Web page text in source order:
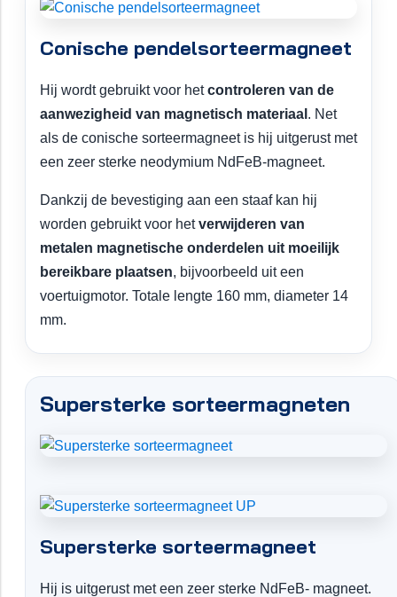
Conische pendelsorteermagneet
Hij wordt gebruikt voor hetcontroleren van de
aanwezigheid van magnetisch materiaal . Net
als de conische sorteermagneet is hij uitgerust met
een zeer sterke neodymium NdFeB-magneet.
Dankzij de bevestiging aan een staaf kan hij
worden gebruikt voor hetverwijderen van
metalen magnetische onderdelen uit moeilijk
bereikbare plaatsen, bijvoorbeeld uit een
voertuigmotor. Totale lengte 160 mm, diameter 14
mm.
Supersterke sorteermagneten
Supersterke sorteermagneet
Hij is uitgerust met een zeer sterke NdFeB- magneet.